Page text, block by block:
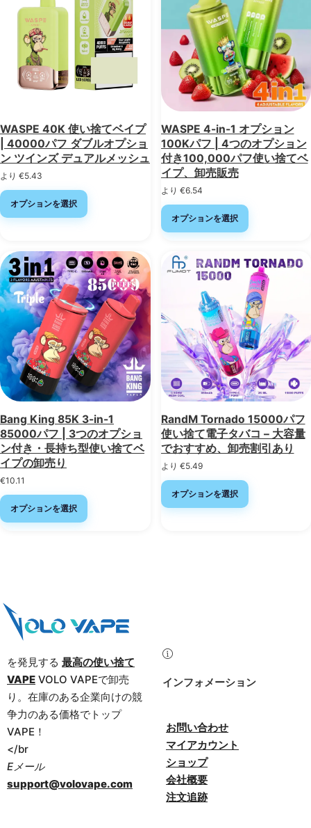
WASPE 40K 使い捨てベイプ
| 40000パフ ダブルオプショ
ン ツインズ デュアルメッシュ
より €5.43
オプションを選択
WASPE 4-in-1 オプション
100Kパフ | 4つのオプション
付き100,000パフ使い捨てベ
イプ、卸売販売
より €6.54
オプションを選択
Bang King 85K 3-in-1
85000パフ | 3つのオプショ
ン付き・長持ち型使い捨てベ
イプの卸売り
€10.11
オプションを選択
RandM Tornado 15000パフ
使い捨て電子タバコ – 大容量
でおすすめ、卸売割引あり
より €5.49
オプションを選択
を発見する 最高の使い捨て
VAPE VOLO VAPEで卸売
り。在庫のある企業向けの競
争力のある価格でトップ
VAPE！
</br
Eメール
support@volovape.com
インフォメーション
お問い合わせ
マイアカウント
ショップ
会社概要
注文追跡